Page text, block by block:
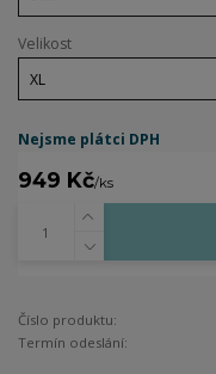
Velikost
Nejsme plátci DPH
949 Kč/ks
Číslo produktu:
Termín odeslání: